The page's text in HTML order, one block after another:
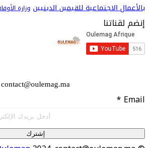
الاجتماعية للقيمين الدينيين وزارة الأوقاف
contact@oulemag.ma